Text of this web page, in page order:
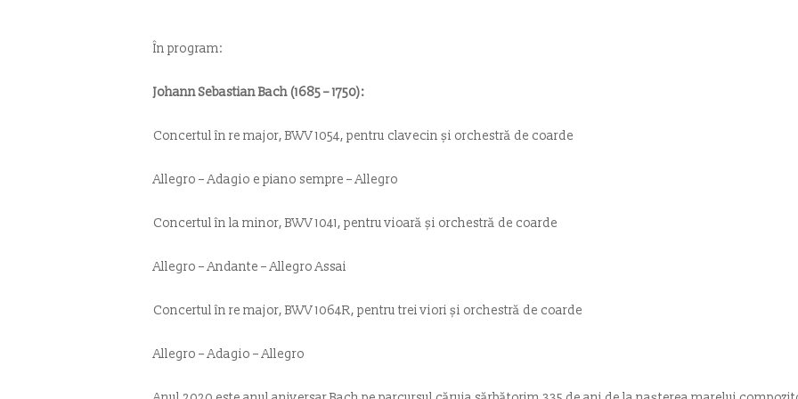
În program:
Johann Sebastian Bach (1685 – 1750):
Concertul în re major, BWV 1054, pentru clavecin și orchestră de coarde
Allegro – Adagio e piano sempre – Allegro
Concertul în la minor, BWV 1041, pentru vioară și orchestră de coarde
Allegro – Andante – Allegro Assai
Concertul în re major, BWV 1064R, pentru trei viori și orchestră de coarde
Allegro – Adagio – Allegro